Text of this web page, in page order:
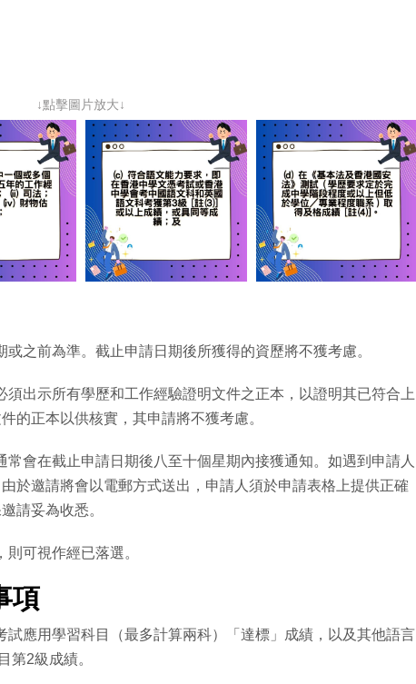
↓點擊圖片放大↓
之前為準。截止申請日期後所獲得的資歷將不獲考慮。
出示所有學歷和工作經驗證明文件之正本，以證明其已符合上
的正本以供核實，其申請將不獲考慮。
會在截止申請日期後八至十個星期內接獲通知。如遇到申請人
於邀請將會以電郵方式送出，申請人須於申請表格上提供正確
請妥為收悉。
可視作經已落選。
項
試應用學習科目（最多計算兩科）「達標」成績，以及其他語言
第2級成績。